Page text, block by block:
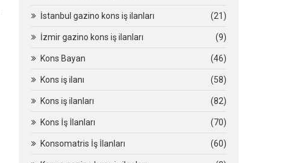
İstanbul gazino kons iş ilanları (21)
İzmir gazino kons iş ilanları (9)
Kons Bayan (46)
Kons iş ilanı (58)
Kons iş ilanları (82)
Kons İş İlanları (70)
Konsomatris İş İlanları (60)